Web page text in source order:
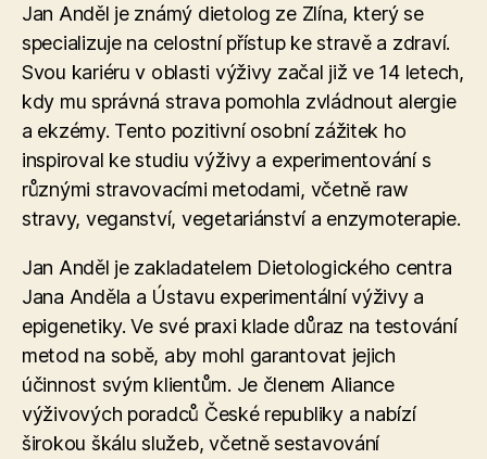
Jan Anděl je známý dietolog ze Zlína, který se
specializuje na celostní přístup ke stravě a zdraví.
Svou kariéru v oblasti výživy začal již ve 14 letech,
kdy mu správná strava pomohla zvládnout alergie
a ekzémy. Tento pozitivní osobní zážitek ho
inspiroval ke studiu výživy a experimentování s
různými stravovacími metodami, včetně raw
stravy, veganství, vegetariánství a enzymoterapie​.
Jan Anděl je zakladatelem Dietologického centra
Jana Anděla a Ústavu experimentální výživy a
epigenetiky. Ve své praxi klade důraz na testování
metod na sobě, aby mohl garantovat jejich
účinnost svým klientům. Je členem Aliance
výživových poradců České republiky a nabízí
širokou škálu služeb, včetně sestavování